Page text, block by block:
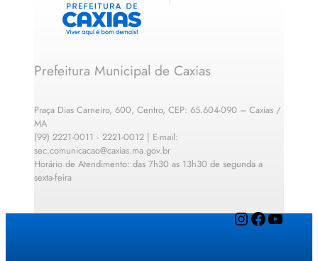
Prefeitura Municipal de Caxias
Praça Dias Carneiro, 600, Centro, CEP: 65.604-090 – Caxias /
MA
(99) 2221-0011 · 2221-0012 | E-mail:
sec.comunicacao@caxias.ma.gov.br
Horário de Atendimento: das 7h30 as 13h30 de segunda a
sexta-feira
InstagramFacebook YouTube